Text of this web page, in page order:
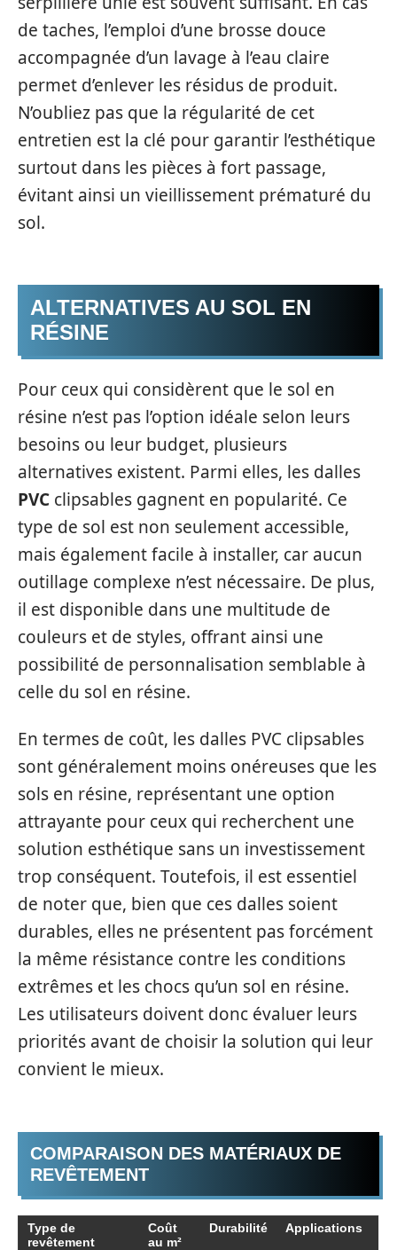
de taches, l’emploi d’une brosse douce
accompagnée d’un lavage à l’eau claire
permet d’enlever les résidus de produit.
N’oubliez pas que la régularité de cet
entretien est la clé pour garantir l’esthétique
surtout dans les pièces à fort passage,
évitant ainsi un vieillissement prématuré du
sol.
ALTERNATIVES AU SOL EN
RÉSINE
Pour ceux qui considèrent que le sol en
résine n’est pas l’option idéale selon leurs
besoins ou leur budget, plusieurs
alternatives existent. Parmi elles, les dalles
PVC clipsables gagnent en popularité. Ce
type de sol est non seulement accessible,
mais également facile à installer, car aucun
outillage complexe n’est nécessaire. De plus,
il est disponible dans une multitude de
couleurs et de styles, offrant ainsi une
possibilité de personnalisation semblable à
celle du sol en résine.
En termes de coût, les dalles PVC clipsables
sont généralement moins onéreuses que les
sols en résine, représentant une option
attrayante pour ceux qui recherchent une
solution esthétique sans un investissement
trop conséquent. Toutefois, il est essentiel
de noter que, bien que ces dalles soient
durables, elles ne présentent pas forcément
la même résistance contre les conditions
extrêmes et les chocs qu’un sol en résine.
Les utilisateurs doivent donc évaluer leurs
priorités avant de choisir la solution qui leur
convient le mieux.
COMPARAISON DES MATÉRIAUX DE
REVÊTEMENT
Type de
revêtement
Coût
au m²
Durabilité Applications